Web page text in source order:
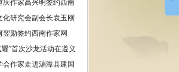
庆作家高兴明签约西南
化研究会副会长袁玉刚
特聘专
翌勋签约西南作家网
”首次沙龙活动在遵义
会作家走进湄潭县建国